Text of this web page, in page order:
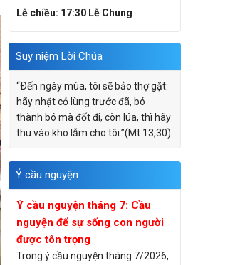
Lễ chiều: 17:30 Lễ Chung
Suy niệm Lời Chúa
“Ðến ngày mùa, tôi sẽ bảo thợ gặt:
hãy nhặt cỏ lùng trước đã, bó
thành bó mà đốt đi, còn lúa, thì hãy
thu vào kho lẫm cho tôi.”(Mt 13,30)
Ý cầu nguyện
Ý cầu nguyện tháng 7: Cầu
nguyện để sự sống con người
được tôn trọng
Trong ý cầu nguyện tháng 7/2026,